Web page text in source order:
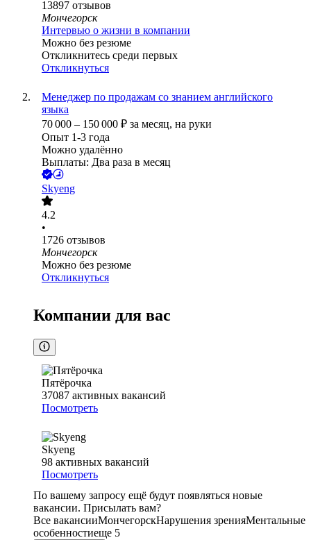
13897 отзывов
Мончегорск
Интервью о жизни в компании
Можно без резюме
Откликнитесь среди первых
Откликнуться
Менеджер по продажам со знанием английского
языка
70 000 – 150 000 ₽ за месяц, на руки
Опыт 1-3 года
Можно удалённо
Выплаты: Два раза в месяц
Skyeng
4.2
•
1726 отзывов
Мончегорск
Можно без резюме
Откликнуться
Компании для вас
Пятёрочка
37087 активных вакансий
Посмотреть
Skyeng
98 активных вакансий
Посмотреть
По вашему запросу ещё будут появляться новые
вакансии. Присылать вам?
Все вакансииМончегорскНарушения зренияМентальные
особенностиеще 5